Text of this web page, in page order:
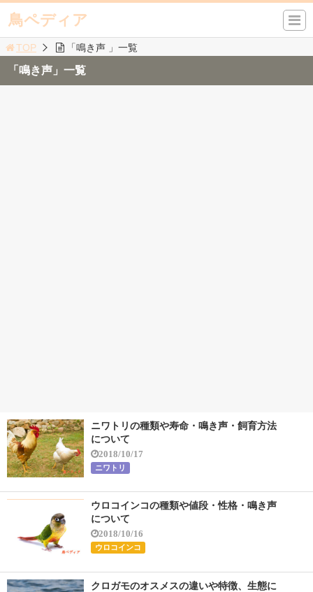
鳥ペディア
TOP 「鳴き声 」一覧
「鳴き声」一覧
ニワトリの種類や寿命・鳴き声・飼育方法
について
2018/10/17
ニワトリ
ウロコインコの種類や値段・性格・鳴き声
について
2018/10/16
ウロコインコ
クロガモのオスメスの違いや特徴、生態に